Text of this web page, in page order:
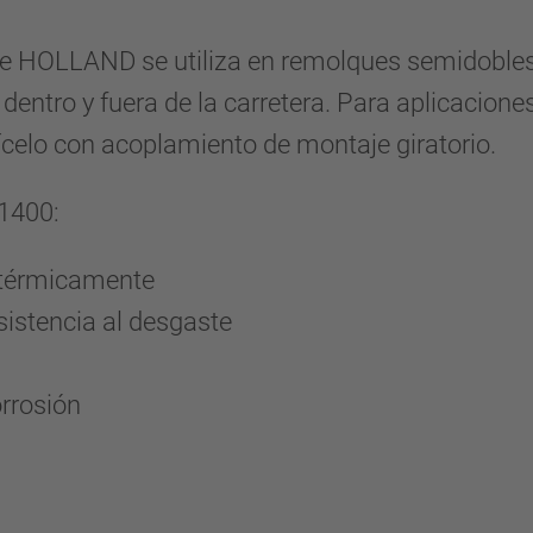
HOLLAND se utiliza en remolques
y fuera de la carretera. Para
con acoplamiento de montaje giratorio.
al desgaste